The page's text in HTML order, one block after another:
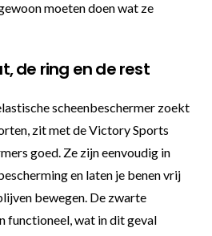
moeten doen wat ze
de ring en de rest
scheenbeschermer zoekt
zit met de Victory Sports
goed. Ze zijn eenvoudig in
en laten je benen vrij
bewegen. De zwarte
functioneel, wat in dit geval